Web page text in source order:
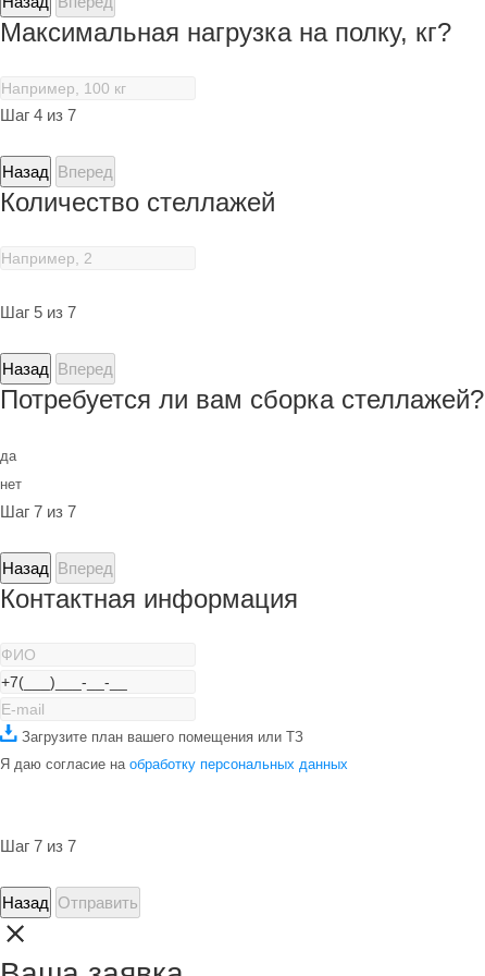
Максимальная нагрузка на полку, кг?
Шаг 4 из 7
Назад Вперед
Количество стеллажей
Шаг 5 из 7
Назад Вперед
Потребуется ли вам сборка стеллажей?
да
нет
Шаг 7 из 7
Назад Вперед
Контактная информация
Загрузите план вашего помещения или ТЗ
Я даю согласие на обработку персональных данных
Шаг 7 из 7
Назад Отправить